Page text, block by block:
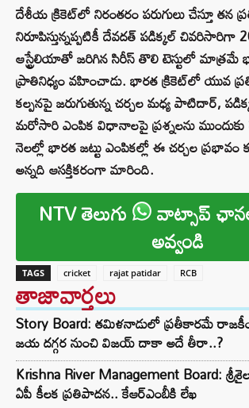
దేశీయ క్రికెట్‌లో నిరంతరం పరుగులు చేస్తూ తన
నిరూపిస్తున్నప్పటికీ దేవదత్ పడిక్కల్ చివరిసారిగా
ఆస్ట్రేలియాతో జరిగిన సిరీస్ తొలి టెస్టులో మాత్రమే
ప్రాతినిధ్యం వహించాడు. భారత క్రికెట్‌లో యువ
కల్పనపై జరుగుతున్న చర్చల మధ్య పాటిదార్,
మరోసారి ఎంపిక విధానాలపై ప్రశ్నలను
నెలల్లో భారత జట్టు ఎంపికల్లో ఈ చర్చల ప్రభావం
అన్నది ఆసక్తికరంగా మారింది.
NTV తెలుగు వాట్సాప్
అవ్వండి
TAGS cricket rajat patidar RCB
తాజావార్తలు
Story Board: తమిళనాడులో ప్రతీకారమే
జయ దగ్గర నుంచి విజయ్ దాకా అదే తీరా..?
Krishna River Management Board:
ఏపీ కీలక ప్రతిపాదన.. కేఆర్ఎంబీకి లేఖ